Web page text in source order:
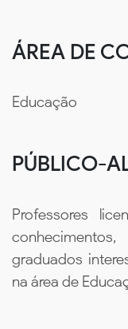
ÁREA DE
Educação
PÚBLICO-
Professores
graduados
na área de